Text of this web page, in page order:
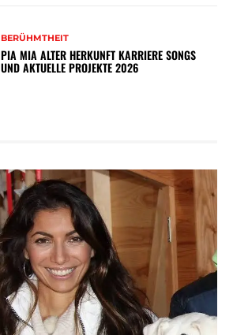
BERÜHMTHEIT
PIA MIA ALTER HERKUNFT KARRIERE SONGS
UND AKTUELLE PROJEKTE 2026